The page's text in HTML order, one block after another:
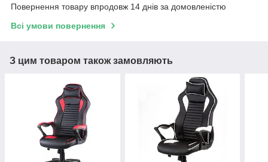
Повернення товару впродовж 14 днів за домовленістю
Всі умови повернення
З цим товаром також замовляють